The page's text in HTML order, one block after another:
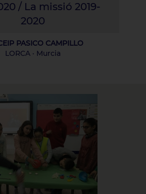
/ La missió 2019-
2020
PASICO CAMPILLO
LORCA · Murcia